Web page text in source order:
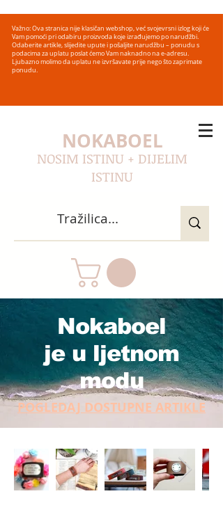
Važno: Ova stranica nije klasičan webshop, već svojevrsni izlog koji će
Vam pomoći pri odabiru proizvoda koje izrađujemo po narudžbi.
Odaberite artikle, slijedite upute i pošaljite narudžbu – ponudu s
podacima za uplatu poslat ćemo Vam naknadno na e-adresu.
Ljubazno molimo da uplatu ne izvršavate prije nego što zaprimate
ponudu.
NOKABOEL
NOSIM ISTINU + DIJELIM
ISTINU
Nokaboel
je u ljetnom
modu
POGLEDAJ DOSTUPNE ARTIKLE